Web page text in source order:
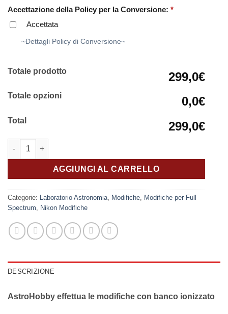
Accettazione della Policy per la Conversione: *
Accettata
~Dettagli Policy di Conversione~
Totale prodotto 299,0€
Totale opzioni 0,0€
Total 299,0€
Full Spectrum Full Frame Nikon con filtro quantità
AGGIUNGI AL CARRELLO
Categorie: Laboratorio Astronomia, Modifiche, Modifiche per Full
Spectrum, Nikon Modifiche
DESCRIZIONE
AstroHobby effettua le modifiche con banco ionizzato